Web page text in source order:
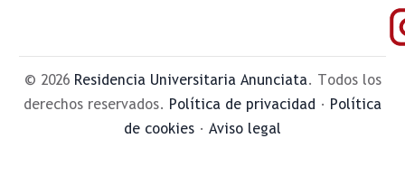
© 2026 Residencia Universitaria Anunciata. Todos los
derechos reservados. Política de privacidad · Política
de cookies · Aviso legal